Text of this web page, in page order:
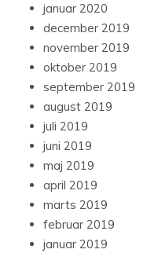
januar 2020
december 2019
november 2019
oktober 2019
september 2019
august 2019
juli 2019
juni 2019
maj 2019
april 2019
marts 2019
februar 2019
januar 2019